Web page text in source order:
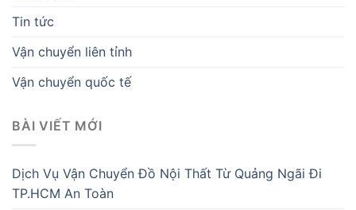
Tin tức
Vận chuyển liên tỉnh
Vận chuyển quốc tế
BÀI VIẾT MỚI
Dịch Vụ Vận Chuyển Đồ Nội Thất Từ Quảng Ngãi Đi
TP.HCM An Toàn